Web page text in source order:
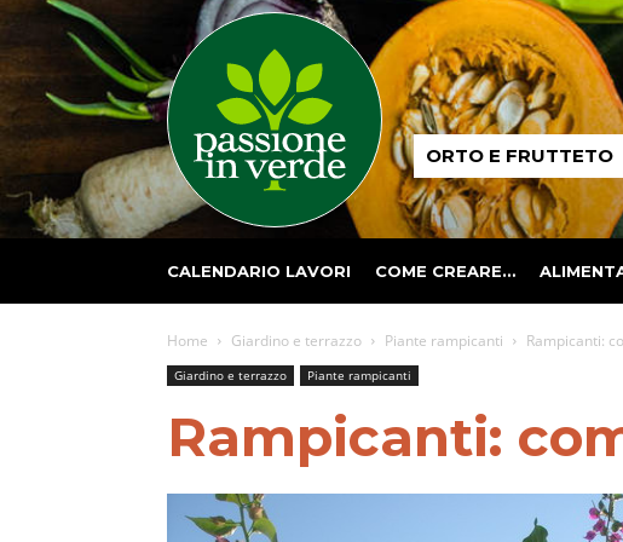
Passione
in ORTO E FRUTTETO
CALENDARIO LAVORI COME CREARE…
Home Giardino e terrazzo Piante rampicanti Rampicanti:
Giardino e terrazzo Piante rampicanti
Rampicanti: